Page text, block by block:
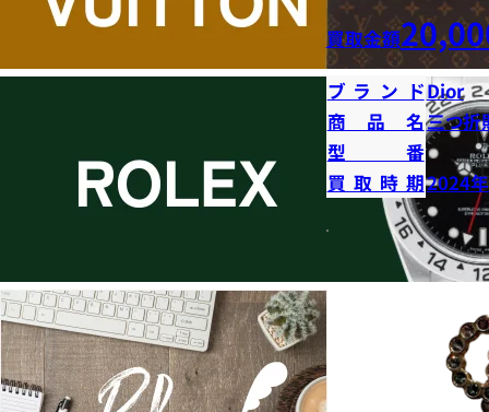
買取金額
ブランドDior
商品名三つ折
型番
買取時期2024